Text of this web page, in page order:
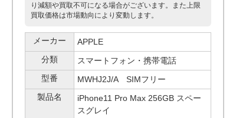
り減額や買取不可になる場合がございます。また上限
買取価格は市場動向により変動します。
メーカー
APPLE
分類
スマートフォン・携帯電話
型番
MWHJ2J/A SIMフリー
製品名
iPhone11 Pro Max 256GB スペー
スグレイ